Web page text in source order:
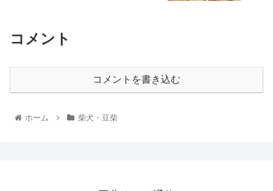
コメント
コメントを書き込む
ホーム 柴犬・豆柴